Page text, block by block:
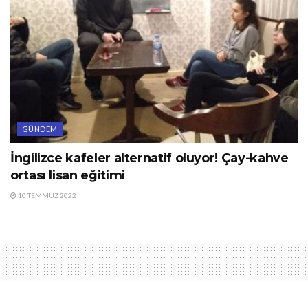
GÜNDEM
İngilizce kafeler alternatif oluyor! Çay-kahve
ortası lisan eğitimi
10 TEMMUZ 2022